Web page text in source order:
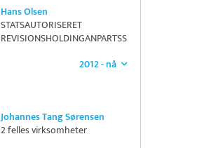
Hans Olsen
STATSAUTORISERET
REVISIONSHOLDINGANPARTSS
2012 - nå
Johannes Tang Sørensen
2 felles virksomheter